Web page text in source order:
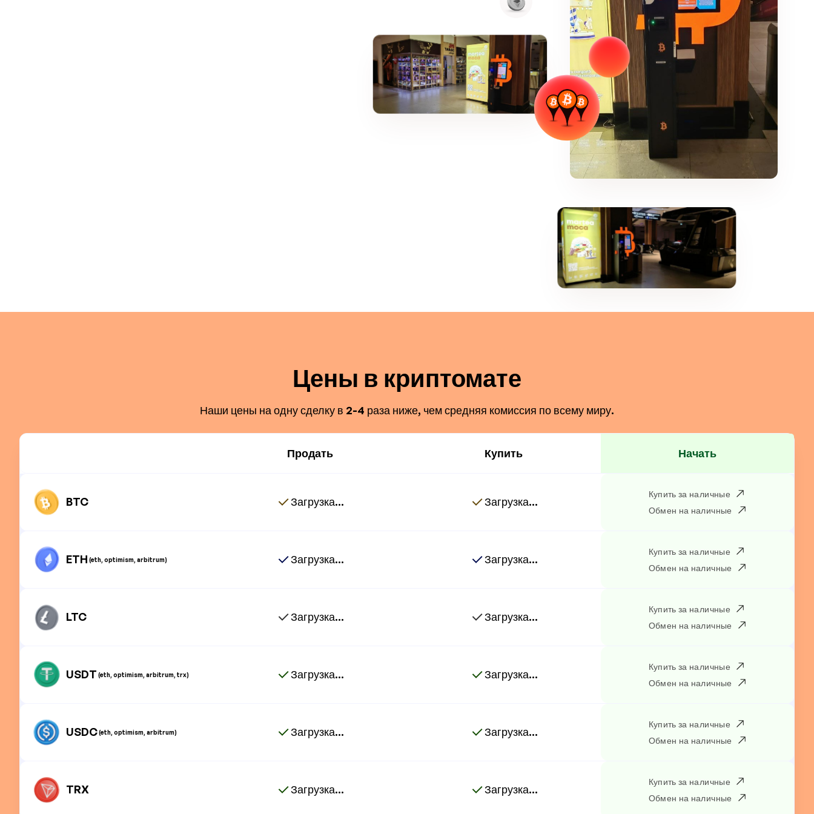
Цены в криптомате
Наши цены на одну сделку в 2-4 раза ниже, чем средняя комиссия по всему миру.
Продать Купить Начать
BTC Загрузка... Загрузка...
Купить за наличные
Обмен на наличные
ETH (eth, optimism, arbitrum) Загрузка... Загрузка...
Купить за наличные
Обмен на наличные
LTC Загрузка... Загрузка...
Купить за наличные
Обмен на наличные
USDT (eth, optimism, arbitrum, trx) Загрузка... Загрузка...
Купить за наличные
Обмен на наличные
USDC(eth, optimism, arbitrum) Загрузка... Загрузка...
Купить за наличные
Обмен на наличные
TRX Загрузка... Загрузка...
Купить за наличные
Обмен на наличные